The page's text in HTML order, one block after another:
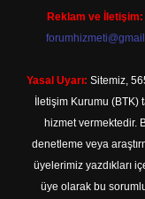
Reklam ve İletişim:
Yasal Uyarı: Sitemiz,
İletişim Kurumu (BTK)
hizmet vermektedir.
denetleme veya
üyelerimiz yazdıkları
üye olarak bu